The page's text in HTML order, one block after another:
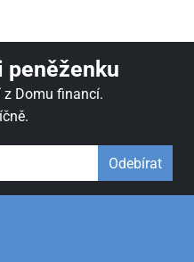
peněženku
z Domu financí.
Odebírat